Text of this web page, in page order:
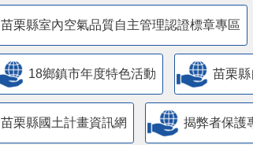
苗栗縣室內空氣品質自主管理認證標章專區
18鄉鎮市年度特色活動 苗栗
苗栗縣國土計畫資訊網 揭弊者保護